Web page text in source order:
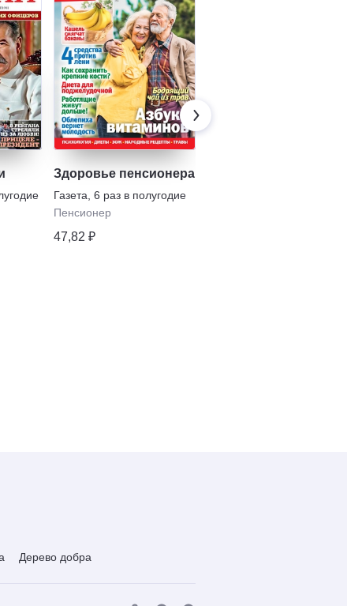
Здоровье пенсионера
Газета 6 раз в полугодие
Пенсионер
47,82 ₽
Дерево добра